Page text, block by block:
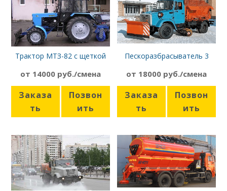
Трактор МТЗ-82 с щеткой
от 14000 руб./смена
Заказа
ть
Позвон
ить
Пескоразбрасыватель 3
от 18000 руб./смена
Заказа
ть
Позвон
ить